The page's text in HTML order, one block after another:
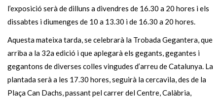
l’exposició serà de dilluns a divendres de 16.30 a 20 hores i els
dissabtes i diumenges de 10 a 13.30 i de 16.30 a 20 hores.
Aquesta mateixa tarda, se celebrarà la Trobada Gegantera, que
arriba a la 32a edició i que aplegarà els gegants, gegantes i
gegantons de diverses colles vingudes d’arreu de Catalunya. La
plantada serà a les 17.30 hores, seguirà la cercavila, des de la
Plaça Can Dachs, passant pel carrer del Centre, Calàbria,